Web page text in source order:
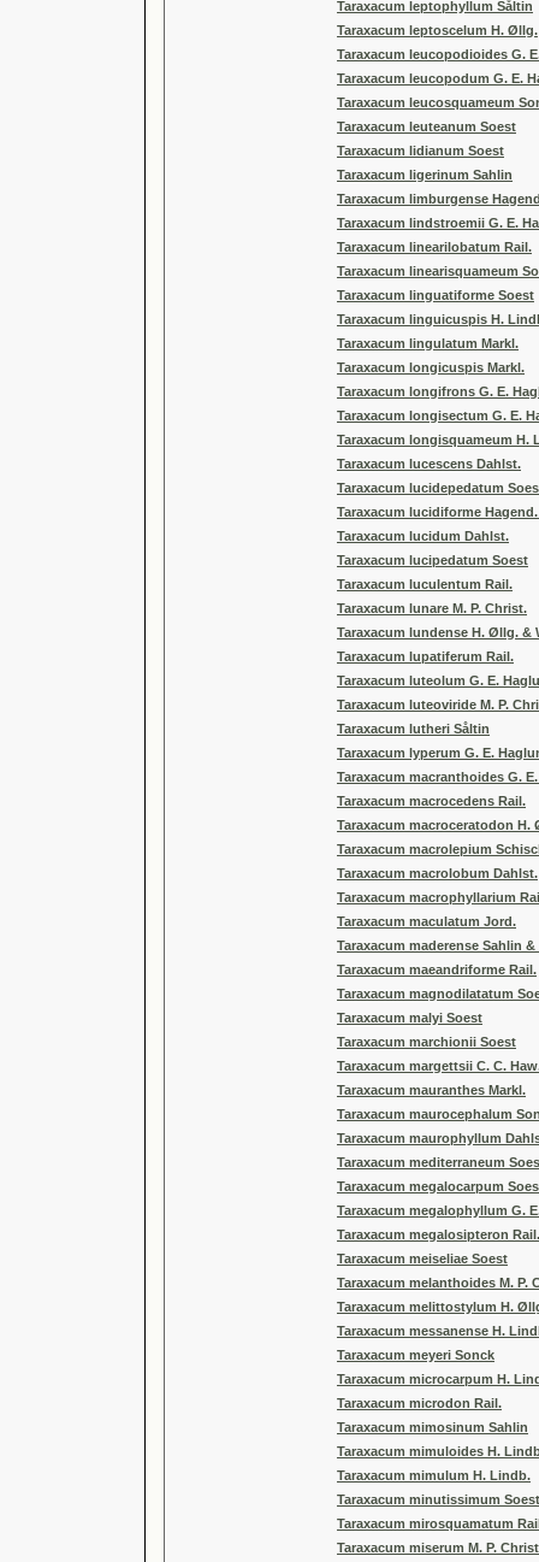
Taraxacum leptophyllum Såltin
Taraxacum leptoscelum H. Øllg.
Taraxacum leucopodioides G.
Taraxacum leucopodum G. E.
Taraxacum leucosquameum
Taraxacum leuteanum Soest
Taraxacum lidianum Soest
Taraxacum ligerinum Sahlin
Taraxacum limburgense
Taraxacum lindstroemii G. E.
Taraxacum linearilobatum Rail.
Taraxacum linearisquameum
Taraxacum linguatiforme Soest
Taraxacum linguicuspis H.
Taraxacum lingulatum Markl.
Taraxacum longicuspis Markl.
Taraxacum longifrons G. E.
Taraxacum longisectum G. E.
Taraxacum longisquameum H.
Taraxacum lucescens Dahlst.
Taraxacum lucidepedatum
Taraxacum lucidiforme
Taraxacum lucidum Dahlst.
Taraxacum lucipedatum Soest
Taraxacum luculentum Rail.
Taraxacum lunare M. P. Christ.
Taraxacum lundense H. Øllg. &
Taraxacum lupatiferum Rail.
Taraxacum luteolum G. E.
Taraxacum luteoviride M. P.
Taraxacum lutheri Såltin
Taraxacum lyperum G. E.
Taraxacum macranthoides G.
Taraxacum macrocedens Rail.
Taraxacum macroceratodon H.
Taraxacum macrolepium
Taraxacum macrolobum Dahlst.
Taraxacum macrophyllarium
Taraxacum maculatum Jord.
Taraxacum maderense Sahlin &
Taraxacum maeandriforme Rail.
Taraxacum magnodilatatum
Taraxacum malyi Soest
Taraxacum marchionii Soest
Taraxacum margettsii C. C.
Taraxacum mauranthes Markl.
Taraxacum maurocephalum
Taraxacum maurophyllum
Taraxacum mediterraneum
Taraxacum megalocarpum
Taraxacum megalophyllum G.
Taraxacum megalosipteron Rail.
Taraxacum meiseliae Soest
Taraxacum melanthoides M. P.
Taraxacum melittostylum H.
Taraxacum messanense H.
Taraxacum meyeri Sonck
Taraxacum microcarpum H.
Taraxacum microdon Rail.
Taraxacum mimosinum Sahlin
Taraxacum mimuloides H.
Taraxacum mimulum H. Lindb.
Taraxacum minutissimum Soest
Taraxacum mirosquamatum
Taraxacum miserum M. P.